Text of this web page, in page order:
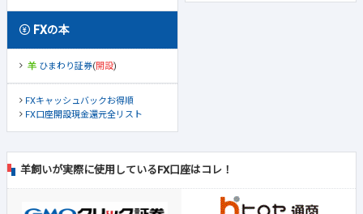
FXの本
ひまわり証券(開設)
FXキャッシュバックお得順
FX口座開設現金還元全リスト
羊飼いが実際に使用しているFX口座はコレ！